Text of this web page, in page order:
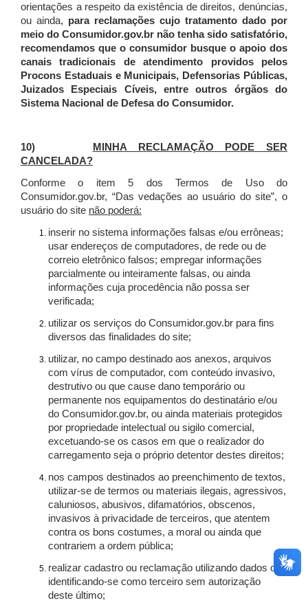
orientações a respeito da existência de direitos, denúncias,
ou ainda, para reclamações cujo tratamento dado por
meio do Consumidor.gov.br não tenha sido satisfatório,
recomendamos que o consumidor busque o apoio dos
canais tradicionais de atendimento providos pelos
Procons Estaduais e Municipais, Defensorias Públicas,
Juizados Especiais Cíveis, entre outros órgãos do
Sistema Nacional de Defesa do Consumidor.
10)
MINHA RECLAMAÇÃO PODE SER
CANCELADA?
Conforme o item 5 dos Termos de Uso do
Consumidor.gov.br, “Das vedações ao usuário do site”, o
usuário do site não poderá:
inserir no sistema informações falsas e/ou errôneas;
usar endereços de computadores, de rede ou de
correio eletrônico falsos; empregar informações
parcialmente ou inteiramente falsas, ou ainda
informações cuja procedência não possa ser
verificada;
utilizar os serviços do Consumidor.gov.br para fins
diversos das finalidades do site;
utilizar, no campo destinado aos anexos, arquivos
com vírus de computador, com conteúdo invasivo,
destrutivo ou que cause dano temporário ou
permanente nos equipamentos do destinatário e/ou
do Consumidor.gov.br, ou ainda materiais protegidos
por propriedade intelectual ou sigilo comercial,
excetuando-se os casos em que o realizador do
carregamento seja o próprio detentor destes direitos;
nos campos destinados ao preenchimento de textos,
utilizar-se de termos ou materiais ilegais, agressivos,
caluniosos, abusivos, difamatórios, obscenos,
invasivos à privacidade de terceiros, que atentem
contra os bons costumes, a moral ou ainda que
contrariem a ordem pública;
realizar cadastro ou reclamação utilizando dados ou
identificando-se como terceiro sem autorização
deste último;